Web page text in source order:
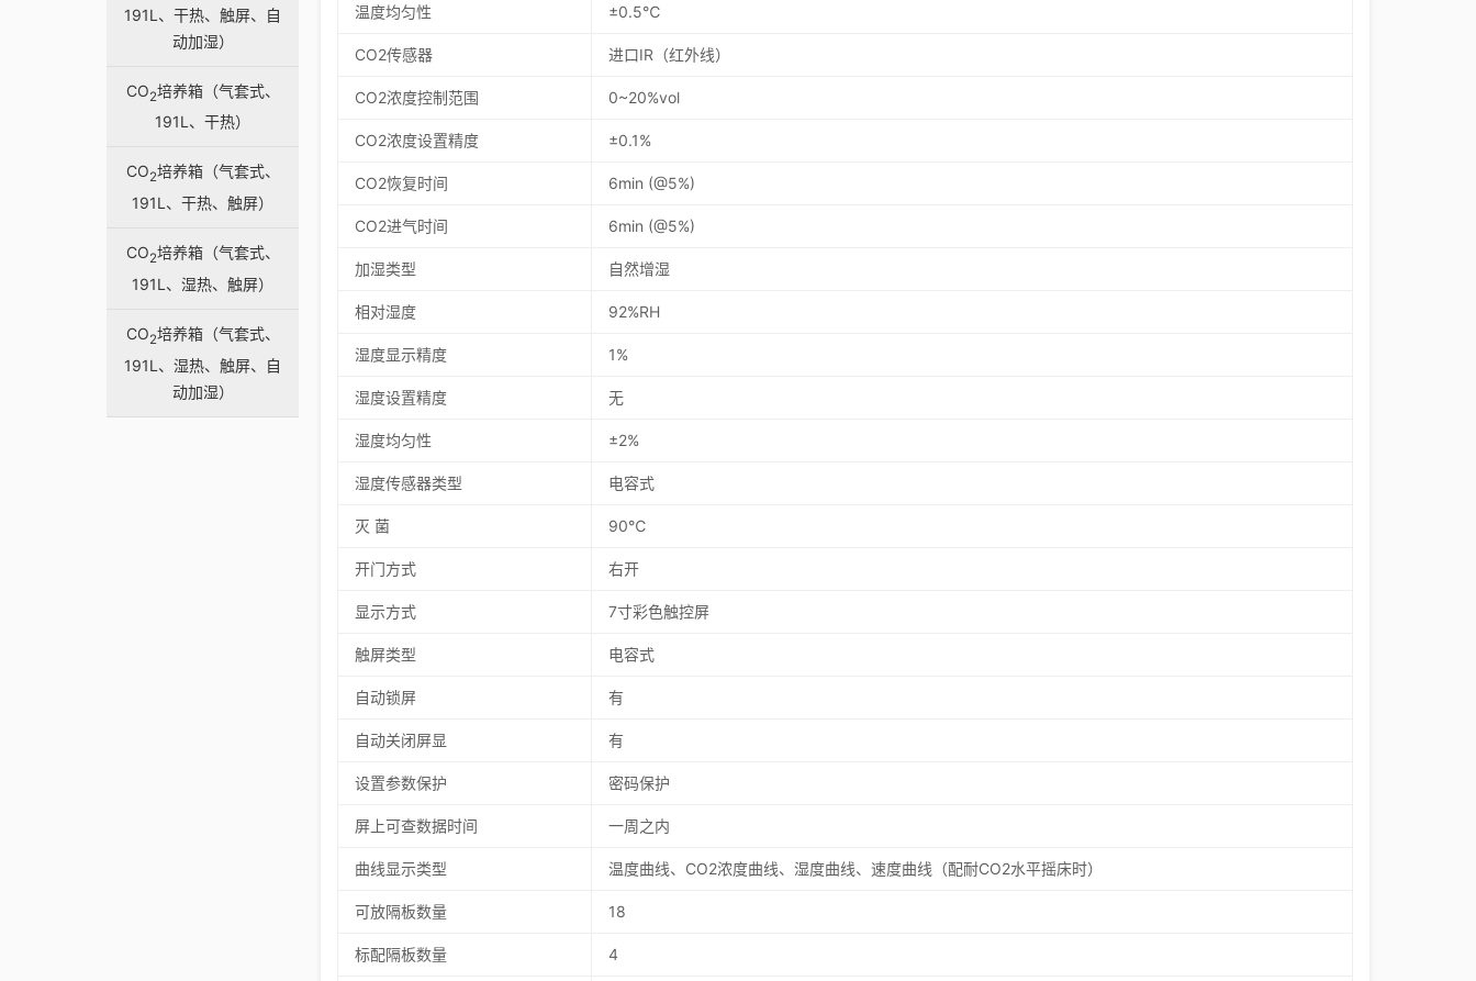
191L、干热、触屏、自
动加湿）
CO2培养箱（气套式、
191L、干热）
CO2培养箱（气套式、
191L、干热、触屏）
CO2培养箱（气套式、
191L、湿热、触屏）
CO2培养箱（气套式、
191L、湿热、触屏、自
动加湿）
温度均匀性 ±0.5℃
CO2传感器 进口IR（红外线）
CO2浓度控制范围 0~20%vol
CO2浓度设置精度 ±0.1%
CO2恢复时间 6min (@5%)
CO2进气时间 6min (@5%)
加湿类型 自然增湿
相对湿度 92%RH
湿度显示精度 1%
湿度设置精度 无
湿度均匀性 ±2%
湿度传感器类型 电容式
灭 菌 90℃
开门方式 右开
显示方式 7寸彩色触控屏
触屏类型 电容式
自动锁屏 有
自动关闭屏显 有
设置参数保护 密码保护
屏上可查数据时间 一周之内
曲线显示类型 温度曲线、CO2浓度曲线、湿度曲线、速度曲线（配耐CO2水平摇床时）
可放隔板数量 18
标配隔板数量 4